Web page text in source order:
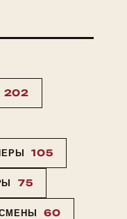
202
105
75
60